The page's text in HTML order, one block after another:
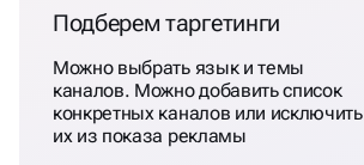
TELEGRAM ADS
Подберем таргетинги
Можно выбрать язык и темы
каналов. Можно добавить список
конкретных каналов или исключить
их из показа рекламы